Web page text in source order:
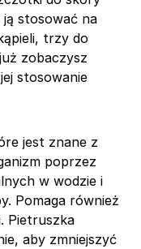
stosować na
trzy do
zobaczysz
stosowanie
jest znane z
poprzez
w wodzie i
Pomaga również
Pietruszka
aby zmniejszyć